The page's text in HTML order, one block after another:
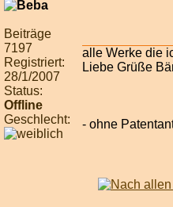
Beiträge
7197
Registriert:
28/1/2007
Status:
Offline
Geschlecht:
alle Werke die
Liebe Grüße
- ohne